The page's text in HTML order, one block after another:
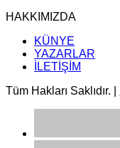
HAKKIMIZDA
KÜNYE
YAZARLAR
İLETİŞİM
Tüm Hakları Saklıdır. |